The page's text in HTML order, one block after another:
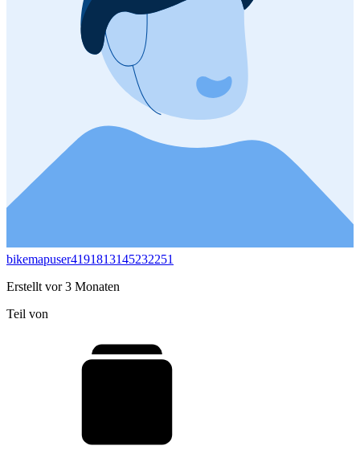
bikemapuser4191813145232251
Erstellt vor 3 Monaten
Teil von